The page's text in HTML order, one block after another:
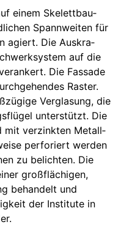
einem Skelett­bau­
Spannweiten für
agiert. Die Auskra­
auf die
Die Fassade
Raster.
Verglasung, die
unterstützt. Die
mit verzinkten Metall­
perforiert werden
zu belichten. Die
großflä­chigen,
behandelt und
der Institute in